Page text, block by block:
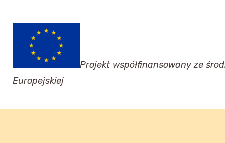
Projekt współfinansowany ze
Europejskiej